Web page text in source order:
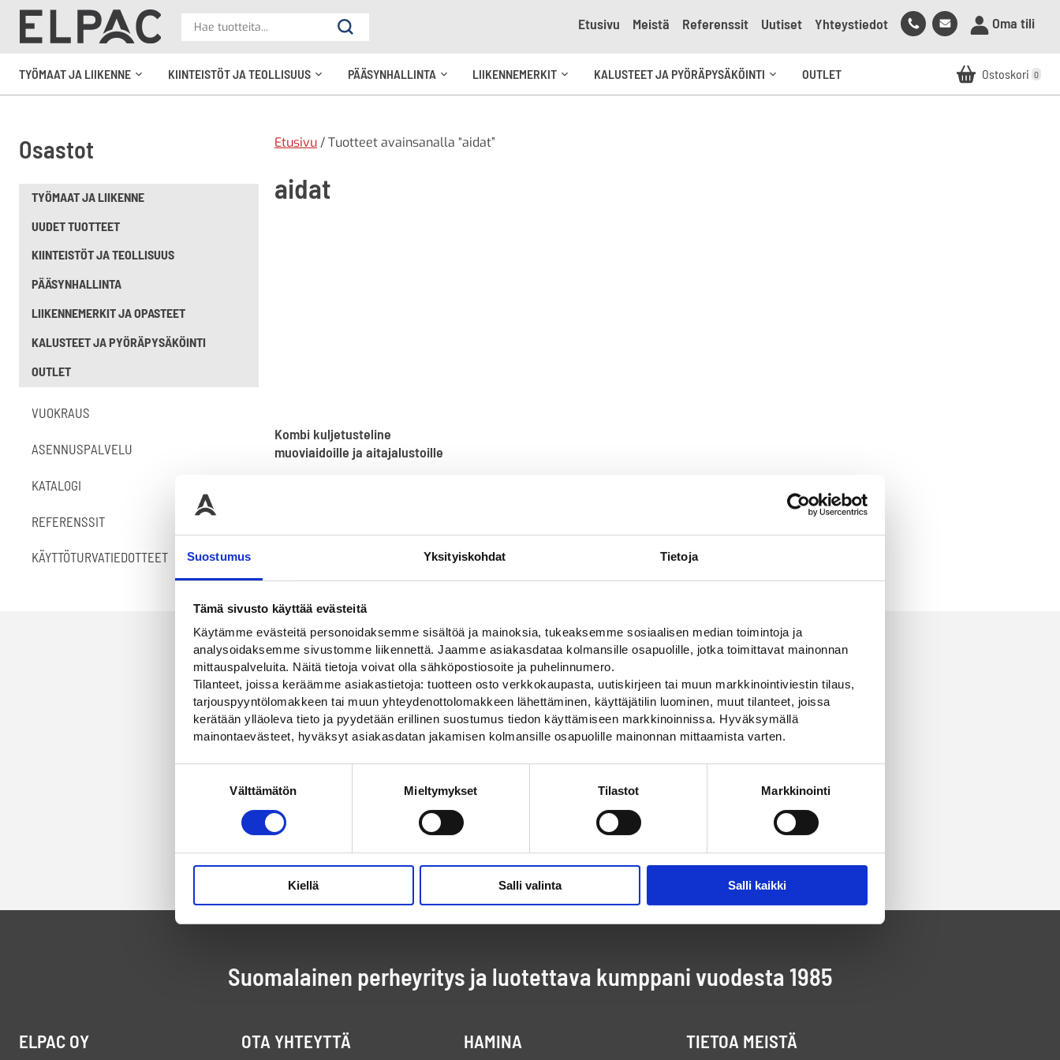
Suostumus Yksityiskohdat Tietoja
Tämä sivusto käyttää evästeitä
Käytämme evästeitä personoidaksemme sisältöä ja mainoksia, tukeaksemme sosiaalisen median toimintoja ja
analysoidaksemme sivustomme liikennettä. Jaamme asiakasdataa kolmansille osapuolille, jotka toimittavat mainonnan
mittauspalveluita. Näitä tietoja voivat olla sähköpostiosoite ja puhelinnumero.
Tilanteet, joissa keräämme asiakastietoja: tuotteen osto verkkokaupasta, uutiskirjeen tai muun markkinointiviestin tilaus,
tarjouspyyntölomakkeen tai muun yhteydenottolomakkeen lähettäminen, käyttäjätilin luominen, muut tilanteet, joissa
kerätään ylläoleva tieto ja pyydetään erillinen suostumus tiedon käyttämiseen markkinoinnissa. Hyväksymällä
mainontaevästeet, hyväksyt asiakasdatan jakamisen kolmansille osapuolille mainonnan mittaamista varten.
Välttämätön Mieltymykset Tilastot Markkinointi
Kiellä Salli valinta Salli kaikki
Hae
Hae
Etusivu Meistä Referenssit Uutiset Yhteystiedot
Soita
meille
Lähetä
meille
Oma tili
TYÖMAAT JA LIIKENNE
KIINTEISTÖT JA TEOLLISUUS
PÄÄSYNHALLINTA
LIIKENNEMERKIT
KALUSTEET JA PYÖRÄPYSÄKÖINTI
OUTLET Ostoskori 0
Osastot
TYÖMAAT JA LIIKENNE
UUDET TUOTTEET
KIINTEISTÖT JA TEOLLISUUS
PÄÄSYNHALLINTA
LIIKENNEMERKIT JA OPASTEET
KALUSTEET JA PYÖRÄPYSÄKÖINTI
OUTLET
VUOKRAUS
ASENNUSPALVELU
KATALOGI
REFERENSSIT
KÄYTTÖTURVATIEDOTTEET
Etusivu / Tuotteet avainsanalla “aidat”
aidat
Kombi kuljetusteline
muoviaidoille ja aitajalustoille
Alan parhaat merkit
Suomalainen perheyritys ja luotettava kumppani vuodesta 1985
ELPAC OY OTA YHTEYTTÄ HAMINA TIETOA MEISTÄ